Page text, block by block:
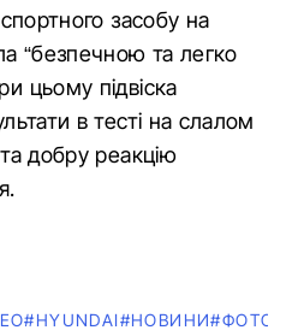
засобу на
“безпечною та легко
цьому підвіска
в тесті на слалом
добру реакцію
#HYUNDAI#НОВИНИ#ФОТО